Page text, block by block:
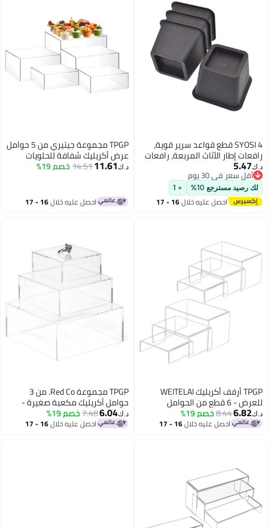
SYOSI 4 قطع قواعد سرير قوية،
رافعات إطار الأثاث المربعة، رافعات
سرير قوية، مصعد إطار الأثاث،
رافعات أسرّة مربعة، رافعات سرير
متينة لسرير، أريكة، كرسي، مكتب،
سلة وسرير بطابقين
د.ك‏5.47
أقل سعر في 30 يوم
أقل سعر في 30 يوم
لك رصيد مسترجع 10% + 1
احصل عليه خلال 16 - 17
TPGP مجموعة جيتيري من 5 حوامل
عرض أكريليك شفافة للحلويات
والمقتنيات
د.ك‏11.61
14.51خصم 19%
احصل عليه خلال 16 - 17
TPGP أرفف أكريليك WEITELAI
للعرض - 6 قطع من الحوامل
المستطيلة الشفافة للكعك
والحلويات والمقتنيات
د.ك‏6.82
8.44خصم 19%
احصل عليه خلال 16 - 17
TPGP مجموعة Red Co. من 3
حوامل أكريليك مكعبة صغيرة -
شفافة
د.ك‏6.04
7.48خصم 19%
احصل عليه خلال 16 - 17